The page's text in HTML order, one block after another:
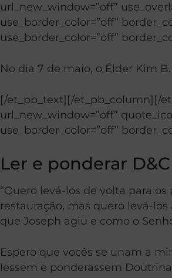
url_new_window=”off”
use_border_color=”off”
use_border_color=”off”
No dia 7 de maio, o Élder Kim
[/et_pb_text][/et_pb_column][/
url_new_window=”off”
use_border_color=”off”
Ler e ponderar
“Quero levá-los de volta para
restauração, mas quero levá-
que Joseph agiu e como o
Espero que vocês se unam a
lessem e ponderassem